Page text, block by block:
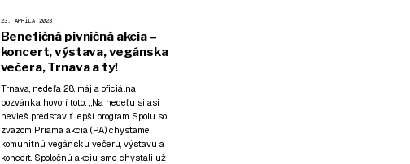
23. APRÍLA 2023
Benefičná pivničná akcia –
koncert, výstava, vegánska
večera, Trnava a ty!
Trnava, nedeľa 28. máj a oficiálna
pozvánka hovorí toto: „Na nedeľu si asi
nevieš predstaviť lepší program Spolu so
zväzom Priama akcia (PA) chystáme
komunitnú vegánsku večeru, výstavu a
koncert. Spoločnú akciu sme chystali už